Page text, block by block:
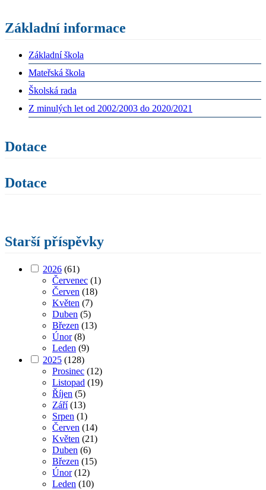
Základní informace
Základní škola
Mateřská škola
Školská rada
Z minulých let od 2002/2003 do 2020/2021
Dotace
Dotace
Starší příspěvky
2026 (61)
Červenec (1)
Červen (18)
Květen (7)
Duben (5)
Březen (13)
Únor(8)
Leden (9)
2025 (128)
Prosinec (12)
Listopad (19)
Říjen (5)
Září(13)
Srpen (1)
Červen (14)
Květen (21)
Duben (6)
Březen (15)
Únor(12)
Leden (10)